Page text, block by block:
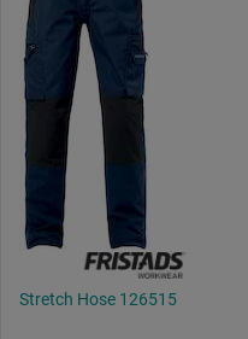
Stretch Hose 126515